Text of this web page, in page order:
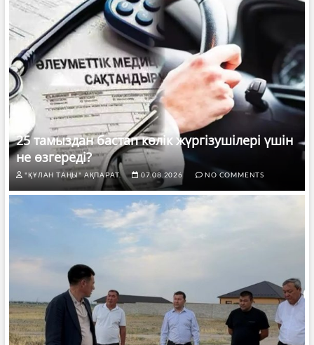
25 тамыздан бастап көлік жүргізушілері үшін
не өзгереді?
"ҚҰЛАН ТАҢЫ" АҚПАРАТ. 07.08.2026 NO COMMENTS